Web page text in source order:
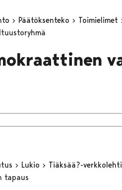
Päätöksenteko Toimielimet
Lukio Tiäksää?-verkkolehti
tapaus